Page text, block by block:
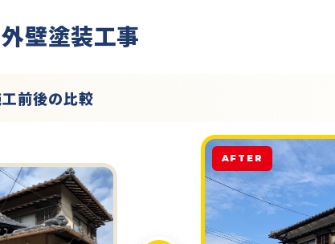
壁塗装工事
前後の比較
AFTER